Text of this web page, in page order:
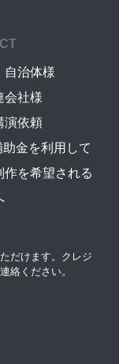
自治体様
会社様
演依頼
助金を利用して
作を希望される
だけます。クレジ
絡ください。